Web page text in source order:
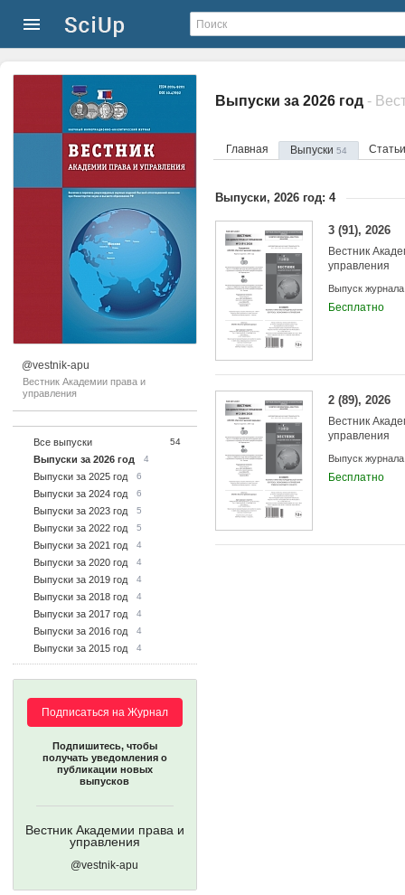
@vestnik-apu
Вестник Академии права и
управления
Все выпуски 54
Выпуски за 2026 год 4
Выпуски за 2025 год 6
Выпуски за 2024 год 6
Выпуски за 2023 год 5
Выпуски за 2022 год 5
Выпуски за 2021 год 4
Выпуски за 2020 год 4
Выпуски за 2019 год 4
Выпуски за 2018 год 4
Выпуски за 2017 год 4
Выпуски за 2016 год 4
Выпуски за 2015 год 4
Подписаться на Журнал
Подпишитесь, чтобы
получать уведомления о
публикации новых
выпусков
Вестник Академии права и
управления
@vestnik-apu
Выпуски за 2026 год -
Главная Выпуски 54
Выпуски, 2026 год: 4
3 (91), 2026
Вестник
управления
Выпуск журнала
Бесплатно
2 (89), 2026
Вестник
управления
Выпуск журнала
Бесплатно